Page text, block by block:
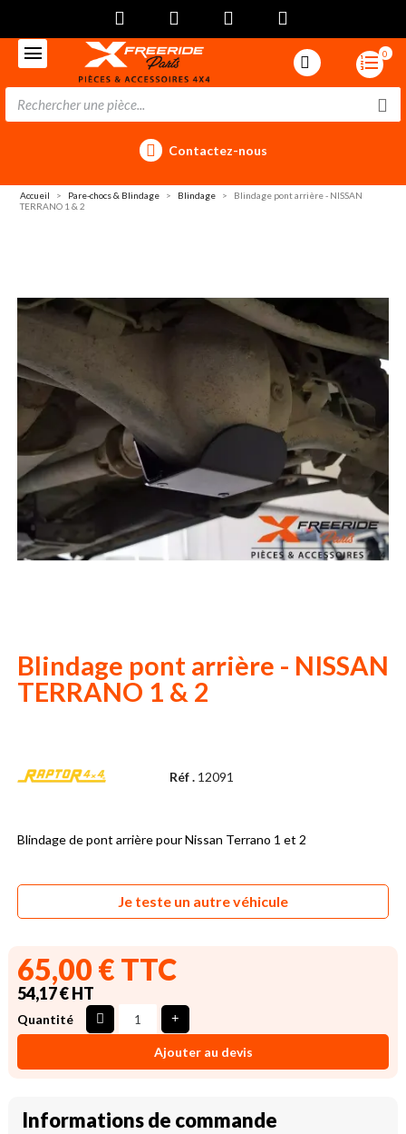
0
Contactez-nous
Accueil Pare-chocs & Blindage Blindage
Blindage pont arrière - NISSAN
TERRANO 1 & 2
Blindage pont arrière - NISSAN
TERRANO 1 & 2
Réf . 12091
Blindage de pont arrière pour Nissan Terrano 1 et 2
Je teste un autre véhicule
65,00 € TTC
54,17 € HT
Quantité
Ajouter au devis
Informations de commande